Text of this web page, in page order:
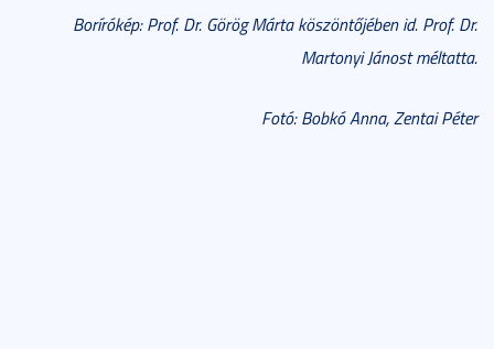
Borírókép: Prof. Dr. Görög Márta köszöntőjében id. Prof. Dr.
Martonyi Jánost méltatta.
Fotó: Bobkó Anna, Zentai Péter